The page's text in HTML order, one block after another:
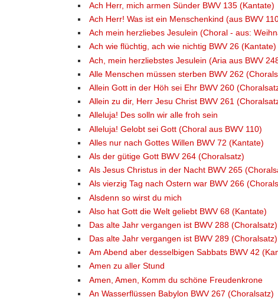
Ach Herr, mich armen Sünder BWV 135 (Kantate)
Ach Herr! Was ist ein Menschenkind (aus BWV
Ach mein herzliebes Jesulein (Choral - aus:
Ach wie flüchtig, ach wie nichtig BWV 26 (Kantate)
Ach, mein herzliebstes Jesulein (Aria aus BWV
Alle Menschen müssen sterben BWV 262
Allein Gott in der Höh sei Ehr BWV 260
Allein zu dir, Herr Jesu Christ BWV 261
Alleluja! Des solln wir alle froh sein
Alleluja! Gelobt sei Gott (Choral aus BWV 110)
Alles nur nach Gottes Willen BWV 72 (Kantate)
Als der gütige Gott BWV 264 (Choralsatz)
Als Jesus Christus in der Nacht BWV 265
Als vierzig Tag nach Ostern war BWV 266
Alsdenn so wirst du mich
Also hat Gott die Welt geliebt BWV 68 (Kantate)
Das alte Jahr vergangen ist BWV 288 (Choralsatz)
Das alte Jahr vergangen ist BWV 289 (Choralsatz)
Am Abend aber desselbigen Sabbats BWV 42
Amen zu aller Stund
Amen, Amen, Komm du schöne Freudenkrone
An Wasserflüssen Babylon BWV 267 (Choralsatz)